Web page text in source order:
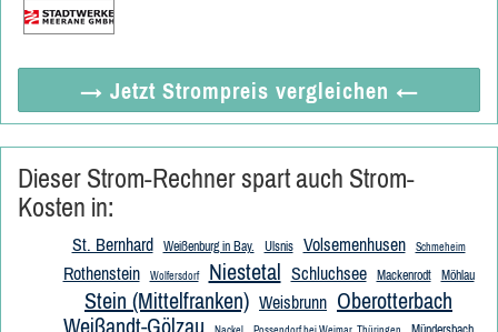
→ Jetzt Strompreis vergleichen ←
Dieser Strom-Rechner spart auch Strom-
Kosten in:
St. Bernhard Weißenburg in Bay. Ulsnis Volsemenhusen Schmeheim
Rothenstein Wolfersdorf Niestetal Schluchsee Mackenrodt Möhlau
Stein (Mittelfranken) Weisbrunn Oberotterbach
Weißandt-Gölzau